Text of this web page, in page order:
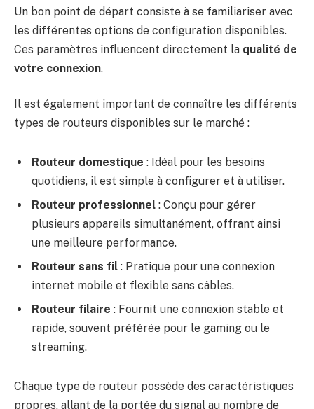
Un bon point de départ consiste à se familiariser avec
les différentes options de configuration disponibles.
Ces paramètres influencent directement la qualité de
votre connexion.
Il est également important de connaître les différents
types de routeurs disponibles sur le marché :
Routeur domestique : Idéal pour les besoins
quotidiens, il est simple à configurer et à utiliser.
Routeur professionnel : Conçu pour gérer
plusieurs appareils simultanément, offrant ainsi
une meilleure performance.
Routeur sans fil : Pratique pour une connexion
internet mobile et flexible sans câbles.
Routeur filaire : Fournit une connexion stable et
rapide, souvent préférée pour le gaming ou le
streaming.
Chaque type de routeur possède des caractéristiques
propres, allant de la portée du signal au nombre de